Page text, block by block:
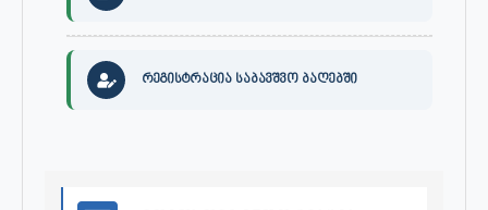
რეგისტრაცია საბავშვო ბაღებში